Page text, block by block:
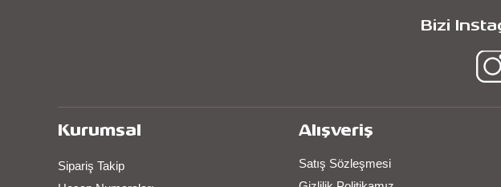
Bizi
Kurumsal
Sipariş Takip
Alışveriş
Satış Sözleşmesi